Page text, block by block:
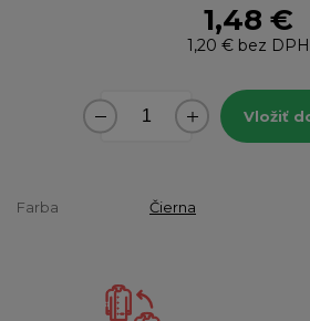
1,48 €
1,20 €bez DPH
Vložiť
Farba Čierna